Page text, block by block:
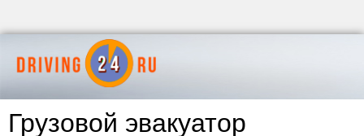
Грузовой эвакуатор